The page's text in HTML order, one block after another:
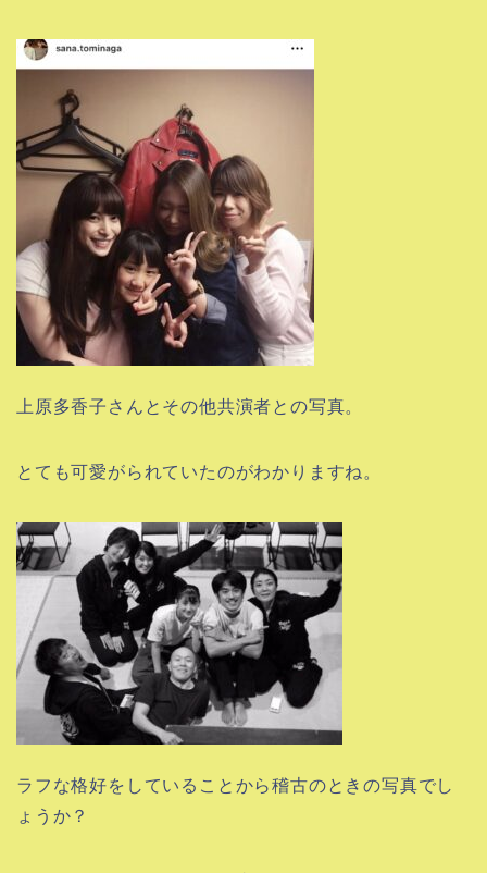
上原多香子さんとその他共演者との写真。
とても可愛がられていたのがわかりますね。
ラフな格好をしていることから稽古のときの写真でし
ょうか？